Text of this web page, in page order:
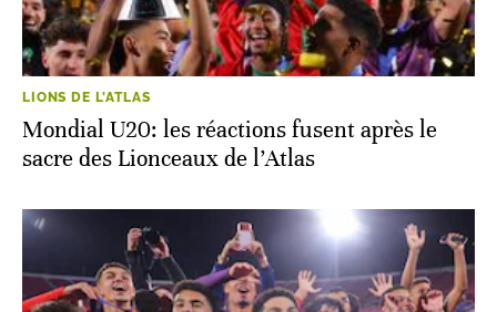
LIONS DE L'ATLAS
Mondial U20: les réactions fusent après le
sacre des Lionceaux de l’Atlas